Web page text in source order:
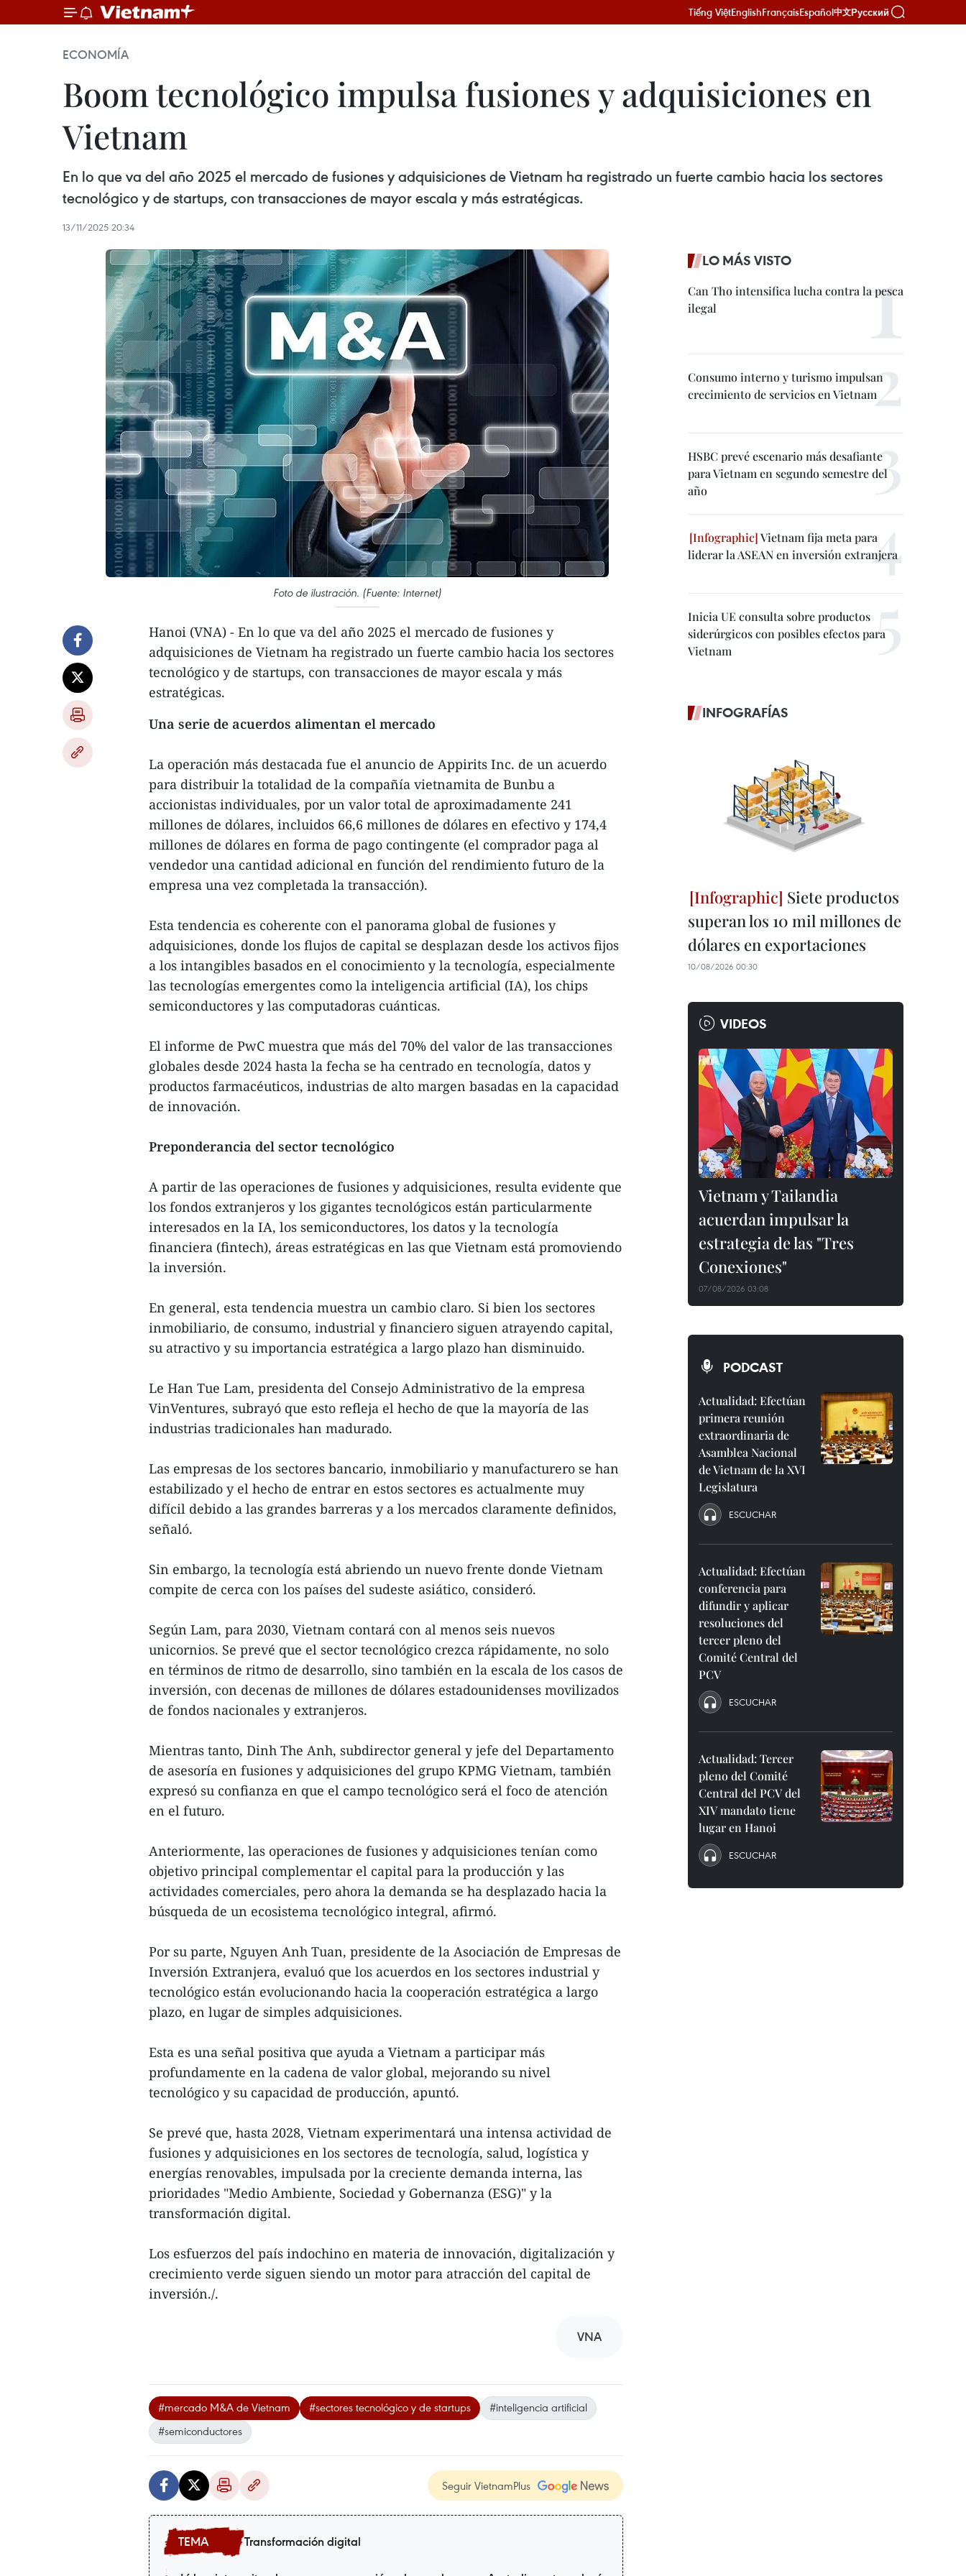
Tiếng ViệtEnglishFrançaisEspañol中文Русский
ECONOMÍA
Boom tecnológico impulsa fusiones y adquisiciones en
Vietnam
En lo que va del año 2025 el mercado de fusiones y adquisiciones de Vietnam ha registrado un fuerte cambio hacia los sectores
tecnológico y de startups, con transacciones de mayor escala y más estratégicas.
13/11/2025 20:34
Foto de ilustración. (Fuente: Internet)
Hanoi (VNA) - En lo que va del año 2025 el mercado de fusiones y
adquisiciones de Vietnam ha registrado un fuerte cambio hacia los sectores
tecnológico y de startups, con transacciones de mayor escala y más
estratégicas.
Una serie de acuerdos alimentan el mercado
La operación más destacada fue el anuncio de Appirits Inc. de un acuerdo
para distribuir la totalidad de la compañía vietnamita de Bunbu a
accionistas individuales, por un valor total de aproximadamente 241
millones de dólares, incluidos 66,6 millones de dólares en efectivo y 174,4
millones de dólares en forma de pago contingente (el comprador paga al
vendedor una cantidad adicional en función del rendimiento futuro de la
empresa una vez completada la transacción).
Esta tendencia es coherente con el panorama global de fusiones y
adquisiciones, donde los flujos de capital se desplazan desde los activos fijos
a los intangibles basados en el conocimiento y la tecnología, especialmente
las tecnologías emergentes como la inteligencia artificial (IA), los chips
semiconductores y las computadoras cuánticas.
El informe de PwC muestra que más del 70% del valor de las transacciones
globales desde 2024 hasta la fecha se ha centrado en tecnología, datos y
productos farmacéuticos, industrias de alto margen basadas en la capacidad
de innovación.
Preponderancia del sector tecnológico
A partir de las operaciones de fusiones y adquisiciones, resulta evidente que
los fondos extranjeros y los gigantes tecnológicos están particularmente
interesados en la IA, los semiconductores, los datos y la tecnología
financiera (fintech), áreas estratégicas en las que Vietnam está promoviendo
la inversión.
En general, esta tendencia muestra un cambio claro. Si bien los sectores
inmobiliario, de consumo, industrial y financiero siguen atrayendo capital,
su atractivo y su importancia estratégica a largo plazo han disminuido.
Le Han Tue Lam, presidenta del Consejo Administrativo de la empresa
VinVentures, subrayó que esto refleja el hecho de que la mayoría de las
industrias tradicionales han madurado.
Las empresas de los sectores bancario, inmobiliario y manufacturero se han
estabilizado y el hecho de entrar en estos sectores es actualmente muy
difícil debido a las grandes barreras y a los mercados claramente definidos,
señaló.
Sin embargo, la tecnología está abriendo un nuevo frente donde Vietnam
compite de cerca con los países del sudeste asiático, consideró.
Según Lam, para 2030, Vietnam contará con al menos seis nuevos
unicornios. Se prevé que el sector tecnológico crezca rápidamente, no solo
en términos de ritmo de desarrollo, sino también en la escala de los casos de
inversión, con decenas de millones de dólares estadounidenses movilizados
de fondos nacionales y extranjeros.
Mientras tanto, Dinh The Anh, subdirector general y jefe del Departamento
de asesoría en fusiones y adquisiciones del grupo KPMG Vietnam, también
expresó su confianza en que el campo tecnológico será el foco de atención
en el futuro.
Anteriormente, las operaciones de fusiones y adquisiciones tenían como
objetivo principal complementar el capital para la producción y las
actividades comerciales, pero ahora la demanda se ha desplazado hacia la
búsqueda de un ecosistema tecnológico integral, afirmó.
Por su parte, Nguyen Anh Tuan, presidente de la Asociación de Empresas de
Inversión Extranjera, evaluó que los acuerdos en los sectores industrial y
tecnológico están evolucionando hacia la cooperación estratégica a largo
plazo, en lugar de simples adquisiciones.
Esta es una señal positiva que ayuda a Vietnam a participar más
profundamente en la cadena de valor global, mejorando su nivel
tecnológico y su capacidad de producción, apuntó.
Se prevé que, hasta 2028, Vietnam experimentará una intensa actividad de
fusiones y adquisiciones en los sectores de tecnología, salud, logística y
energías renovables, impulsada por la creciente demanda interna, las
prioridades "Medio Ambiente, Sociedad y Gobernanza (ESG)" y la
transformación digital.
Los esfuerzos del país indochino en materia de innovación, digitalización y
crecimiento verde siguen siendo un motor para atracción del capital de
inversión./.
VNA
#mercado M&A de Vietnam #sectores tecnológico y de startups
#inteligencia artificial
#semiconductores
Seguir VietnamPlus
Transformación digital
LO MÁS VISTO
Can Tho intensifica lucha contra la pesca
ilegal
Consumo interno y turismo impulsan
crecimiento de servicios en Vietnam
HSBC prevé escenario más desafiante
para Vietnam en segundo semestre del
año
Vietnam fija meta para
liderar la ASEAN en inversión extranjera
Inicia UE consulta sobre productos
siderúrgicos con posibles efectos para
Vietnam
INFOGRAFÍAS
Siete productos
superan los 10 mil millones de
dólares en exportaciones
10/08/2026 00:30
VIDEOS
Vietnam y Tailandia
acuerdan impulsar la
estrategia de las "Tres
Conexiones"
07/08/2026 03:08
PODCAST
Actualidad: Efectúan
primera reunión
extraordinaria de
Asamblea Nacional
de Vietnam de la XVI
Legislatura
ESCUCHAR
Actualidad: Efectúan
conferencia para
difundir y aplicar
resoluciones del
tercer pleno del
Comité Central del
PCV
ESCUCHAR
Actualidad: Tercer
pleno del Comité
Central del PCV del
XIV mandato tiene
lugar en Hanoi
ESCUCHAR